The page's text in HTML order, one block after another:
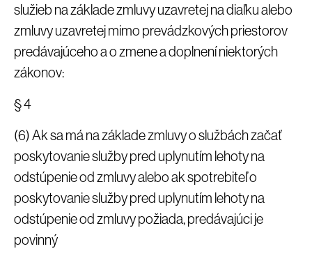
služieb na základe zmluvy uzavretej na diaľku alebo
zmluvy uzavretej mimo prevádzkových priestorov
predávajúceho a o zmene a doplnení niektorých
zákonov:
§ 4
(6) Ak sa má na základe zmluvy o službách začať
poskytovanie služby pred uplynutím lehoty na
odstúpenie od zmluvy alebo ak spotrebiteľ o
poskytovanie služby pred uplynutím lehoty na
odstúpenie od zmluvy požiada, predávajúci je
povinný